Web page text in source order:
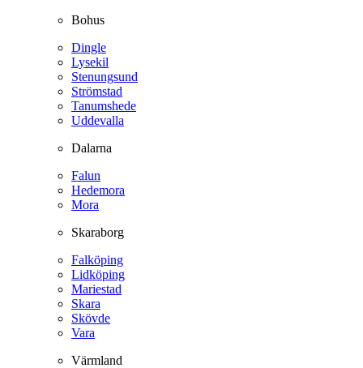
Bohus
Dingle
Lysekil
Stenungsund
Strömstad
Tanumshede
Uddevalla
Dalarna
Falun
Hedemora
Mora
Skaraborg
Falköping
Lidköping
Mariestad
Skara
Skövde
Vara
Värmland